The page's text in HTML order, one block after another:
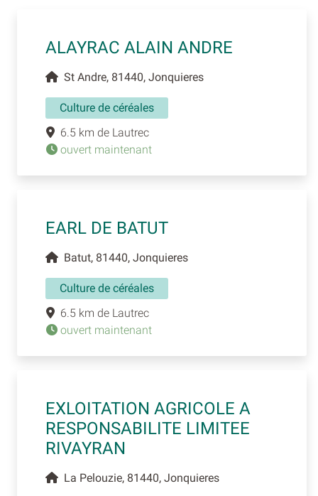
ALAYRAC ALAIN ANDRE
St Andre, 81440, Jonquieres
Culture de céréales
6.5 km de Lautrec
ouvert maintenant
EARL DE BATUT
Batut, 81440, Jonquieres
Culture de céréales
6.5 km de Lautrec
ouvert maintenant
EXLOITATION AGRICOLE A
RESPONSABILITE LIMITEE
RIVAYRAN
La Pelouzie, 81440, Jonquieres